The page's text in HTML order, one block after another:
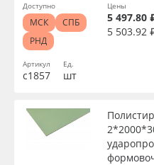
ПЭТ бэклит
Вспененный ПВХ
Заготовки для
Производитель
Торговая марка
Серия
Артикул
с1857
Ед.
шт
Цены
5 497.80
5 503.92
Доступно
МСК
СПБ
РНД